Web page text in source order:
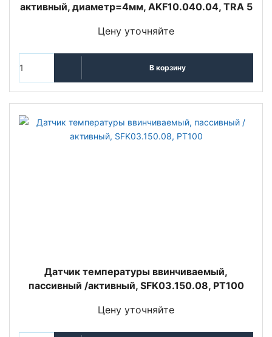
активный, диаметр=4мм, AKF10.040.04, TRA 5
Цену уточняйте
В корзину
Датчик температуры ввинчиваемый,
пассивный /активный, SFK03.150.08, PT100
Цену уточняйте